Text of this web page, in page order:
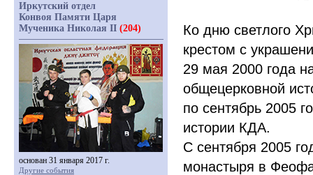
Ко дню светлого
крестом с
29 мая 2000 года
общецерковной
по сентябрь 2005
истории КДА.
С сентября 2005
монастыря в
Иркутский отдел
Конвоя Памяти Царя
Мученика Николая II (204)
основан 31 января 2017 г.
Другие события